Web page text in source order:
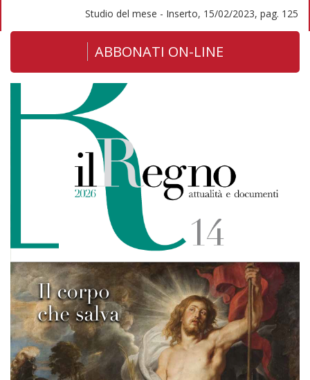
Studio del mese - Inserto, 15/02/2023, pag. 125
ABBONATI ON-LINE